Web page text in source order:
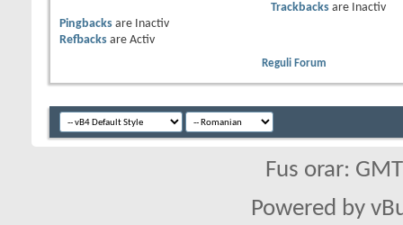
Trackbacksare
Inactiv
Pingbacks are
Inactiv
Refbacks are Activ
Reguli Forum
Fus orar:
Powered by